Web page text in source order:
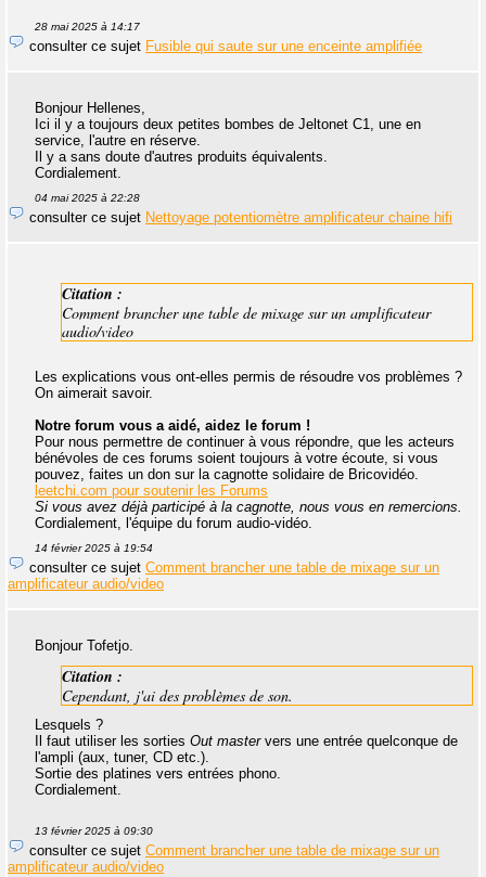
28 mai 2025 à 14:17
consulter ce sujet Fusible qui saute sur une enceinte amplifiée
Bonjour Hellenes,
Ici il y a toujours deux petites bombes de Jeltonet C1, une en
service, l'autre en réserve.
Il y a sans doute d'autres produits équivalents.
Cordialement.
04 mai 2025 à 22:28
consulter ce sujet Nettoyage potentiomètre amplificateur chaine hifi
Citation :
Comment brancher une table de mixage sur un amplificateur
audio/video
Les explications vous ont-elles permis de résoudre vos problèmes ?
On aimerait savoir.
Notre forum vous a aidé, aidez le forum !
Pour nous permettre de continuer à vous répondre, que les acteurs
bénévoles de ces forums soient toujours à votre écoute, si vous
pouvez, faites un don sur la cagnotte solidaire de Bricovidéo.
leetchi.com pour soutenir les Forums
Si vous avez déjà participé à la cagnotte, nous vous en remercions.
Cordialement, l'équipe du forum audio-vidéo.
14 février 2025 à 19:54
consulter ce sujet Comment brancher une table de mixage sur un
amplificateur audio/video
Bonjour Tofetjo.
Citation :
Cependant, j'ai des problèmes de son.
Lesquels ?
Il faut utiliser les sorties Out mastervers une entrée quelconque de
l'ampli (aux, tuner, CD etc.).
Sortie des platines vers entrées phono.
Cordialement.
13 février 2025 à 09:30
consulter ce sujet Comment brancher une table de mixage sur un
amplificateur audio/video